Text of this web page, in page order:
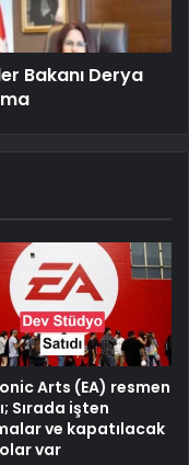
Bakanı Derya
Arts (EA) resmen
Sırada işten
ve kapatılacak
var